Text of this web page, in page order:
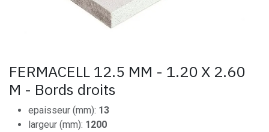
FERMACELL 12.5 MM - 1.20 X 2.60
M - Bords droits
epaisseur (mm): 13
largeur (mm): 1200